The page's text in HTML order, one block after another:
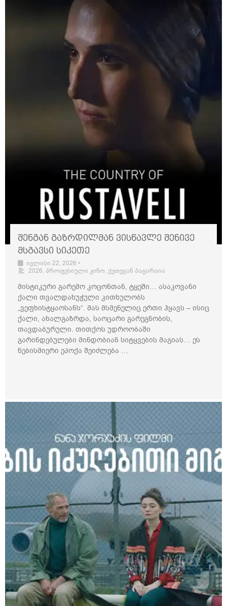
შენგან გაზრდილმან ვისწავლე შენივე
მსგავსი სიკეთე
ივლისი 22, 2026 •
2026, პროფესიული კინო, ქეთევან პატარაია
მისტიკური გარემო კოცონთან, ტყეში… ასაკოვანი
ქალი თვალდახუჭული კითხულობს
„ვეფხისტყაოსანს“. მას მსმენელიც ერთი ჰყავს – ისიც
ქალი, ახალგაზრდა, საოცარი გარეგნობის,
თავდაბურული. თითქოს უდროობაში
გარინდებულები მინდობიან სიტყვების მაგიას… ეს
ნებისმიერი ეპოქა შეიძლება …